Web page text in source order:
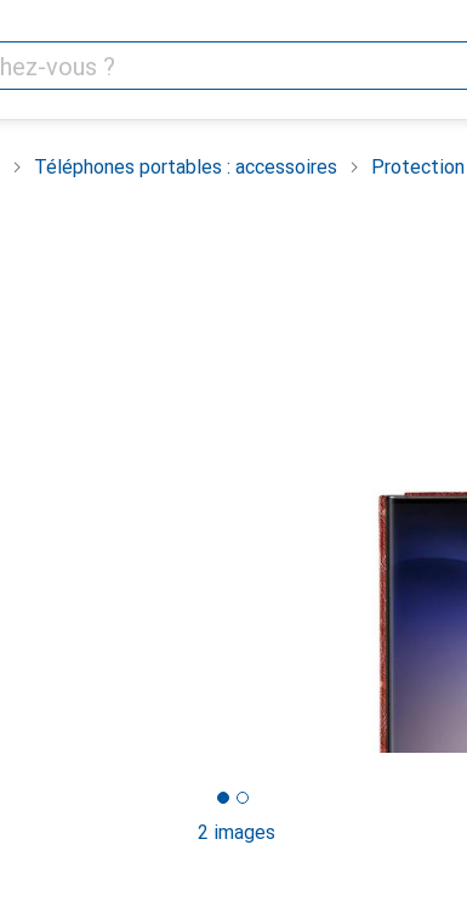
Téléphones portables : accessoires Protection
2 images